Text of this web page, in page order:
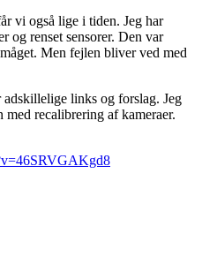
vi også lige i tiden. Jeg har
og renset sensorer. Den var
Men fejlen bliver ved med
links og forslag. Jeg
recalibrering af kameraer.